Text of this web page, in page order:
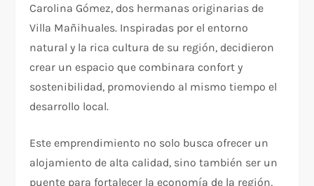
Carolina Gómez, dos hermanas originarias de
Villa Mañihuales. Inspiradas por el entorno
natural y la rica cultura de su región, decidieron
crear un espacio que combinara confort y
sostenibilidad, promoviendo al mismo tiempo el
desarrollo local.
Este emprendimiento no solo busca ofrecer un
alojamiento de alta calidad, sino también ser un
puente para fortalecer la economía de la región,